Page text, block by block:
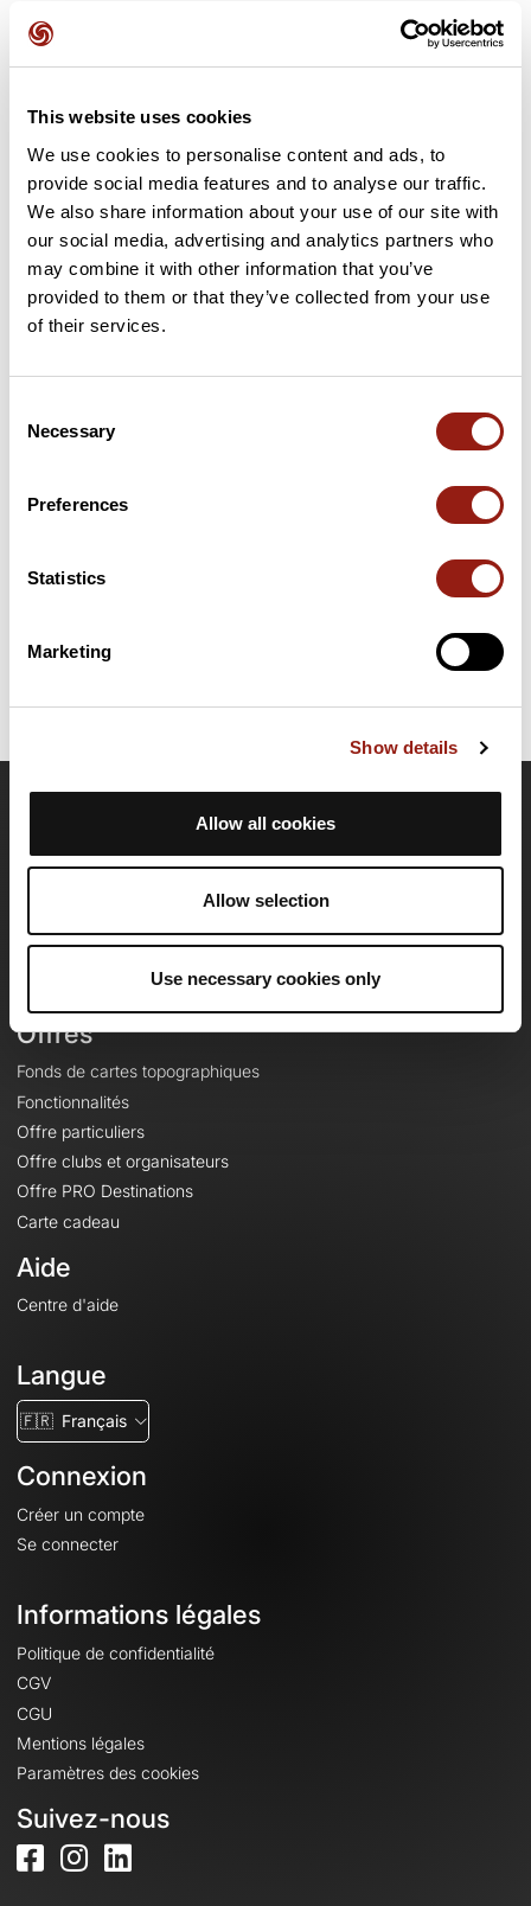
This website uses cookies
We use cookies to personalise content and ads, to
provide social media features and to analyse our traffic.
We also share information about your use of our site with
our social media, advertising and analytics partners who
may combine it with other information that you’ve
provided to them or that they’ve collected from your use
of their services.
Selection
Necessary
Preferences
Statistics
Marketing
Show details
Allow all cookies
Allow selection
Use necessary cookies only
Avis des utilisateurs
Soyez le premier à ajouter un avis !
Ajouter un avis
Résumé
Découvrez ce parcours de vélo de 112,6 km à proximité de
1350m. Prévoyez environ 5 heures et 19 minutes pour réaliser
Equipe
Offres
Fonds de cartes topographiques
Fonctionnalités
Offre particuliers
Offre clubs et organisateurs
Offre PRO Destinations
Carte cadeau
Aide
Centre d'aide
Langue
🇫🇷 Français
Connexion
Créer un compte
Se connecter
Informations légales
Politique de confidentialité
CGV
CGU
Mentions légales
Paramètres des cookies
Suivez-nous